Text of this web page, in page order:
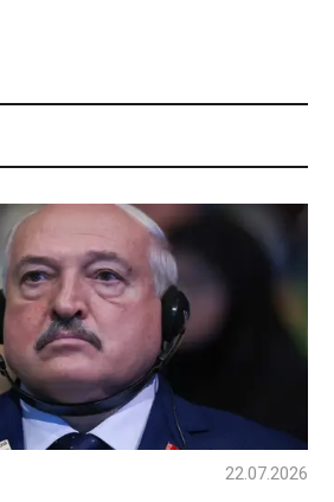
22.07.2026